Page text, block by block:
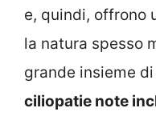
e, quindi, offrono
la natura spesso
grande insieme
ciliopatie note